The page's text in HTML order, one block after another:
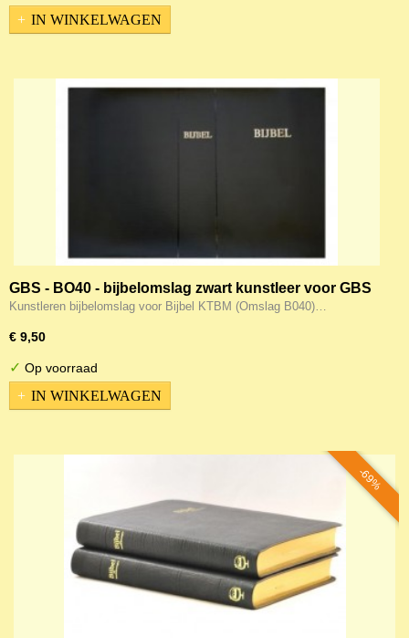
IN WINKELWAGEN
GBS - BO40 - bijbelomslag zwart kunstleer voor GBS
bijbel KTBM
Kunstleren bijbelomslag voor Bijbel KTBM (Omslag B040)…
€ 9,50
✓ Op voorraad
IN WINKELWAGEN
-69%